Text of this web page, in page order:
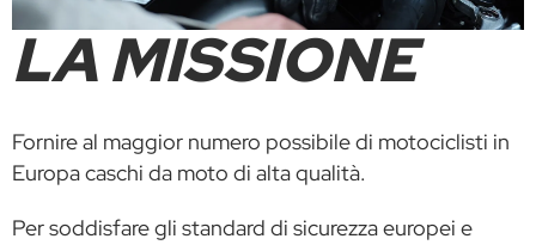
LA MISSIONE
Fornire al maggior numero possibile di motociclisti in
Europa caschi da moto di alta qualità.
Per soddisfare gli standard di sicurezza europei e